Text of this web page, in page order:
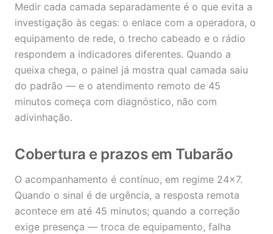
Medir cada camada separadamente é o que evita a
investigação às cegas: o enlace com a operadora, o
equipamento de rede, o trecho cabeado e o rádio
respondem a indicadores diferentes. Quando a
queixa chega, o painel já mostra qual camada saiu
do padrão — e o atendimento remoto de 45
minutos começa com diagnóstico, não com
adivinhação.
Cobertura e prazos em Tubarão
O acompanhamento é contínuo, em regime 24x7.
Quando o sinal é de urgência, a resposta remota
acontece em até 45 minutos; quando a correção
exige presença — troca de equipamento, falha